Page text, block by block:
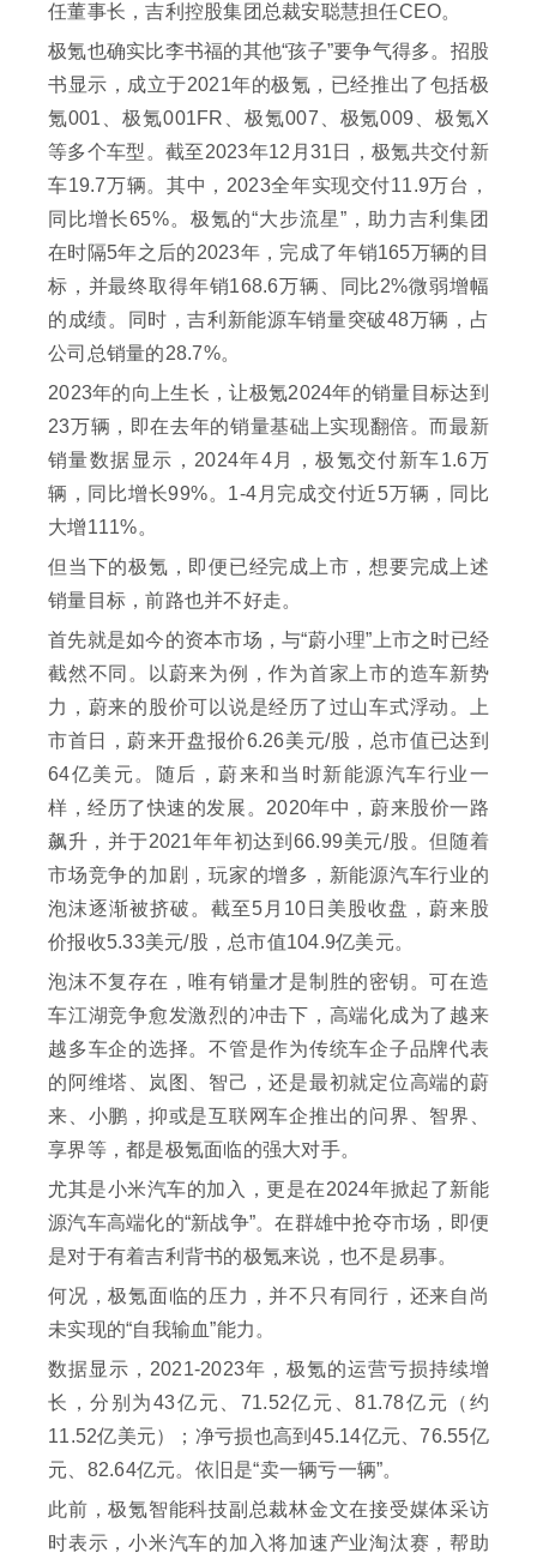
任董事长，吉利控股集团总裁安聪慧担任CEO。
极氪也确实比李书福的其他“孩子”要争气得多。招股
书显示，成立于2021年的极氪，已经推出了包括极
氪001、极氪001FR、极氪007、极氪009、极氪X
等多个车型。截至2023年12月31日，极氪共交付新
车19.7万辆。其中，2023全年实现交付11.9万台，
同比增长65%。极氪的“大步流星”，助力吉利集团
在时隔5年之后的2023年，完成了年销165万辆的目
标，并最终取得年销168.6万辆、同比2%微弱增幅
的成绩。同时，吉利新能源车销量突破48万辆，占
公司总销量的28.7%。
2023年的向上生长，让极氪2024年的销量目标达到
23万辆，即在去年的销量基础上实现翻倍。而最新
销量数据显示，2024年4月，极氪交付新车1.6万
辆，同比增长99%。1-4月完成交付近5万辆，同比
大增111%。
但当下的极氪，即便已经完成上市，想要完成上述
销量目标，前路也并不好走。
首先就是如今的资本市场，与“蔚小理”上市之时已经
截然不同。以蔚来为例，作为首家上市的造车新势
力，蔚来的股价可以说是经历了过山车式浮动。上
市首日，蔚来开盘报价6.26美元/股，总市值已达到
64亿美元。随后，蔚来和当时新能源汽车行业一
样，经历了快速的发展。2020年中，蔚来股价一路
飙升，并于2021年年初达到66.99美元/股。但随着
市场竞争的加剧，玩家的增多，新能源汽车行业的
泡沫逐渐被挤破。截至5月10日美股收盘，蔚来股
价报收5.33美元/股，总市值104.9亿美元。
泡沫不复存在，唯有销量才是制胜的密钥。可在造
车江湖竞争愈发激烈的冲击下，高端化成为了越来
越多车企的选择。不管是作为传统车企子品牌代表
的阿维塔、岚图、智己，还是最初就定位高端的蔚
来、小鹏，抑或是互联网车企推出的问界、智界、
享界等，都是极氪面临的强大对手。
尤其是小米汽车的加入，更是在2024年掀起了新能
源汽车高端化的“新战争”。在群雄中抢夺市场，即便
是对于有着吉利背书的极氪来说，也不是易事。
何况，极氪面临的压力，并不只有同行，还来自尚
未实现的“自我输血”能力。
数据显示，2021-2023年，极氪的运营亏损持续增
长，分别为43亿元、71.52亿元、81.78亿元（约
11.52亿美元）；净亏损也高到45.14亿元、76.55亿
元、82.64亿元。依旧是“卖一辆亏一辆”。
此前，极氪智能科技副总裁林金文在接受媒体采访
时表示，小米汽车的加入将加速产业淘汰赛，帮助